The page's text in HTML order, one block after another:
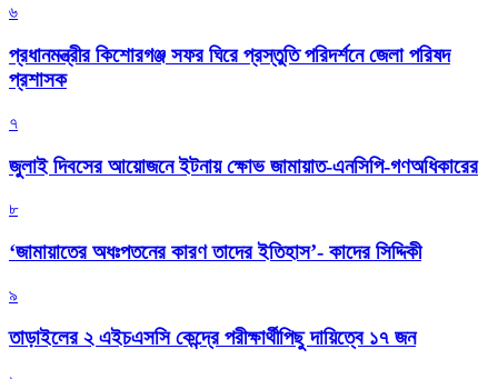
৬
প্রধানমন্ত্রীর কিশোরগঞ্জ সফর ঘিরে প্রস্তুতি পরিদর্শনে জেলা পরিষদ
প্রশাসক
৭
জুলাই দিবসের আয়োজনে ইটনায় ক্ষোভ জামায়াত-এনসিপি-গণঅধিকারের
৮
‘জামায়াতের অধঃপতনের কারণ তাদের ইতিহাস’- কাদের সিদ্দিকী
৯
তাড়াইলের ২ এইচএসসি কেন্দ্রে পরীক্ষার্থীপিছু দায়িত্বে ১৭ জন